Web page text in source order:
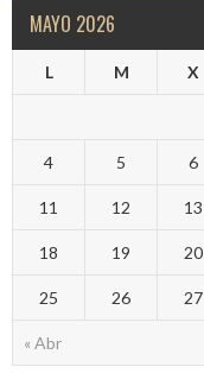
MAYO 2026
L M X
« Abr
4 5 6
11 12 13
18 19 20
25 26 27